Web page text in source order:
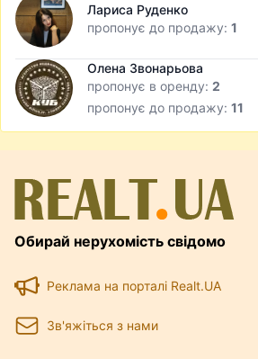
Лариса Руденко
пропонує до продажу: 1
Олена Звонарьова
пропонує в оренду: 2
пропонує до продажу: 11
Обирай нерухомість свідомо
Реклама на порталі Realt.UA
Зв'яжіться з нами